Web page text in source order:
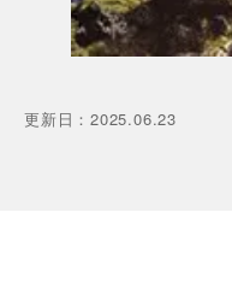
更新日 ：2025.06.23